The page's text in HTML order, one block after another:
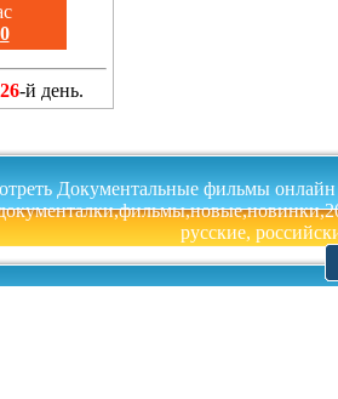
0
-й день.
Документальные фильмы онлайн
русские,